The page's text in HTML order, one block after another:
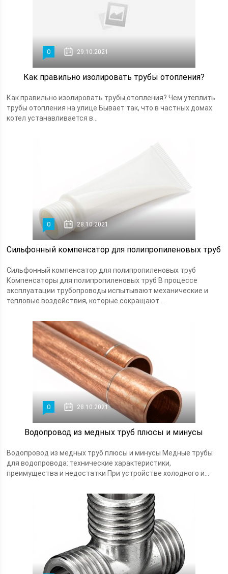
0 29.10.2021
Как правильно изолировать трубы отопления?
Как правильно изолировать трубы отопления? Чем утеплить
трубы отопления на улице Бывает так, что в частных домах
котел устанавливается в...
0 28.10.2021
Сильфонный компенсатор для полипропиленовых труб
Сильфонный компенсатор для полипропиленовых труб
Компенсаторы для полипропиленовых труб В процессе
эксплуатации трубопроводы испытывают механические и
тепловые воздействия, которые сокращают...
0 28.10.2021
Водопровод из медных труб плюсы и минусы
Водопровод из медных труб плюсы и минусы Медные трубы
для водопровода: технические характеристики,
преимущества и недостатки При устройстве холодного и...